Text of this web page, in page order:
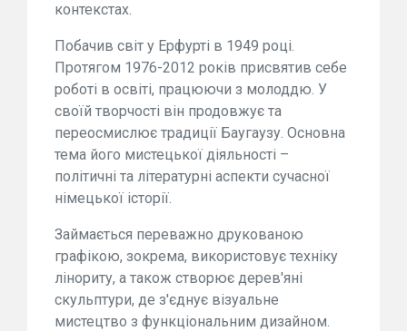
контекстах.
Побачив світ у Ерфурті в 1949 році.
Протягом 1976-2012 років присвятив себе
роботі в освіті, працюючи з молоддю. У
своїй творчості він продовжує та
переосмислює традиції Баугаузу. Основна
тема його мистецької діяльності –
політичні та літературні аспекти сучасної
німецької історії.
Займається переважно друкованою
графікою, зокрема, використовує техніку
лінориту, а також створює дерев'яні
скульптури, де з'єднує візуальне
мистецтво з функціональним дизайном.